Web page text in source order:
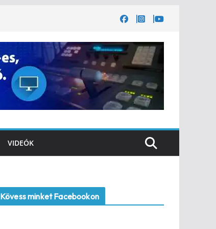
VIDEÓK
Kövess minket Facebookon